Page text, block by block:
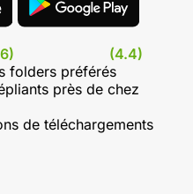
(4.4)
folders préférés
près de chez
de téléchargements